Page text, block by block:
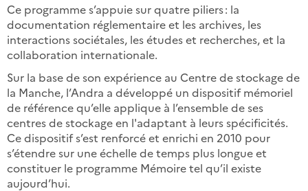
Ce programme s’appuie sur quatre piliers : la
documentation réglementaire et les archives, les
interactions sociétales, les études et recherches, et la
collaboration internationale.
Sur la base de son expérience au Centre de stockage de
la Manche, l’Andra a développé un dispositif mémoriel
de référence qu’elle applique à l’ensemble de ses
centres de stockage en l'adaptant à leurs spécificités.
Ce dispositif s’est renforcé et enrichi en 2010 pour
s’étendre sur une échelle de temps plus longue et
constituer le programme Mémoire tel qu’il existe
aujourd’hui.